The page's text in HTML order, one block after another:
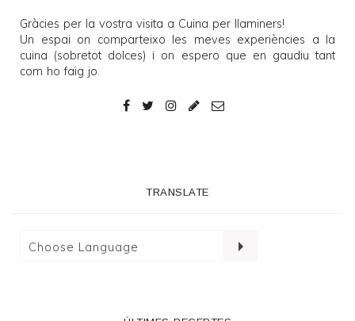
Gràcies per la vostra visita a Cuina per llaminers!
Un espai on comparteixo les meves experiències a la
cuina (sobretot dolces) i on espero que en gaudiu tant
com ho faig jo.
TRANSLATE